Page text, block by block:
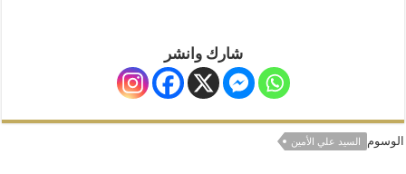
شارك وانشر
الوسوم السيد علي الأمين